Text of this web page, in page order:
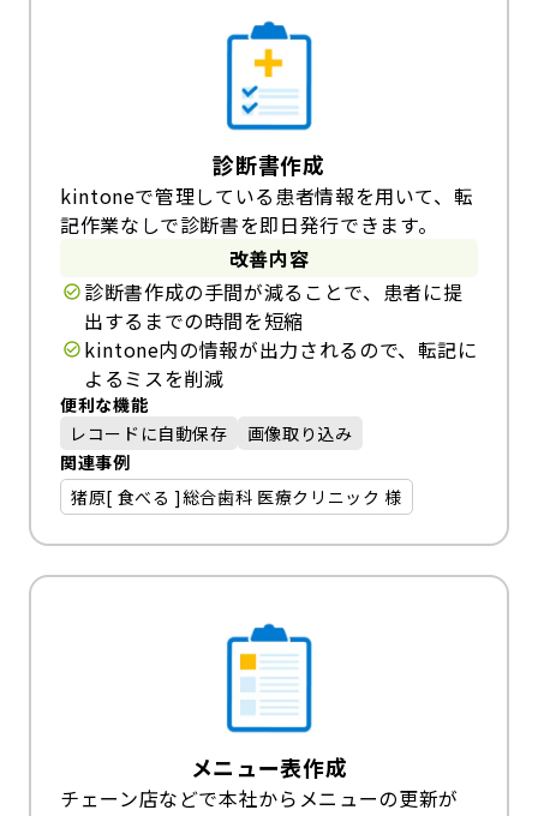
診断書作成
kintoneで管理している患者情報を用いて、転
記作業なしで診断書を即日発行できます。
改善内容
診断書作成の手間が減ることで、患者に提
出するまでの時間を短縮
kintone内の情報が出力されるので、転記に
よるミスを削減
便利な機能
レコードに自動保存
画像取り込み
関連事例
猪原[ 食べる ]総合歯科 医療クリニック 様
メニュー表作成
チェーン店などで本社からメニューの更新が